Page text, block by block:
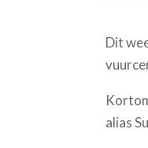
Dit
alias